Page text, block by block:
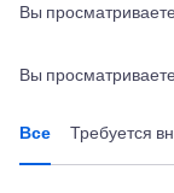
Вы
Вы
Все Требуется